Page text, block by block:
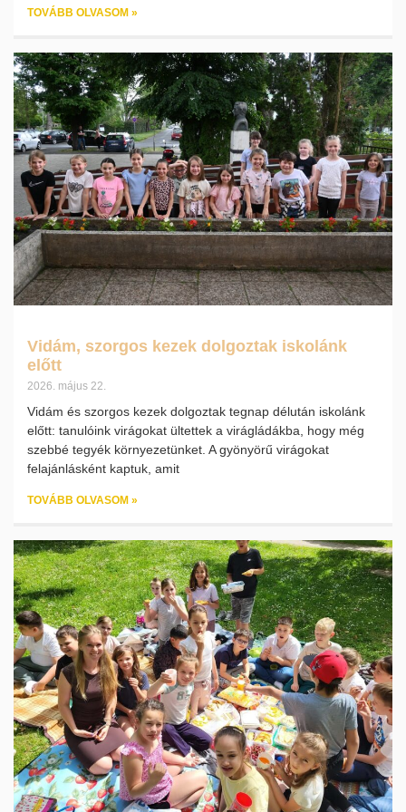
TOVÁBB OLVASOM »
Vidám, szorgos kezek dolgoztak iskolánk
előtt
2026. május 22.
Vidám és szorgos kezek dolgoztak tegnap délután iskolánk
előtt: tanulóink virágokat ültettek a virágládákba, hogy még
szebbé tegyék környezetünket. A gyönyörű virágokat
felajánlásként kaptuk, amit
TOVÁBB OLVASOM »